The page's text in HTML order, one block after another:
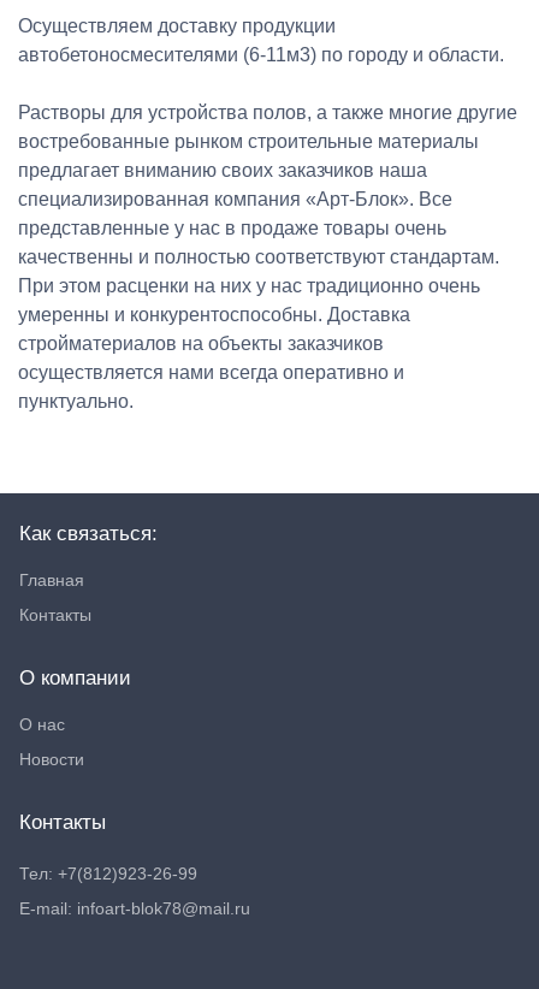
Осуществляем доставку продукции
автобетоносмесителями (6-11м3) по городу и области.
Растворы для устройства полов, а также многие другие
востребованные рынком строительные материалы
предлагает вниманию своих заказчиков наша
специализированная компания «Арт-Блок». Все
представленные у нас в продаже товары очень
качественны и полностью соответствуют стандартам.
При этом расценки на них у нас традиционно очень
умеренны и конкурентоспособны. Доставка
стройматериалов на объекты заказчиков
осуществляется нами всегда оперативно и
пунктуально.
Как связаться:
Главная
Контакты
О компании
О нас
Новости
Контакты
Тел: +7(812)923-26-99
E-mail: infoart-blok78@mail.ru